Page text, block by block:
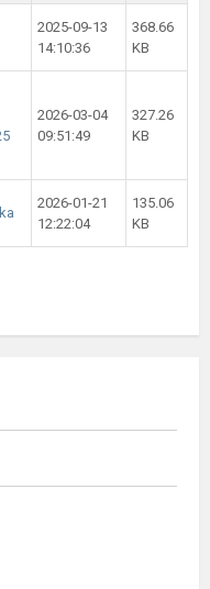
2025-09-13
14:10:36
368.66
KB
2026-03-04
09:51:49
327.26
KB
2026-01-21
12:22:04
135.06
KB